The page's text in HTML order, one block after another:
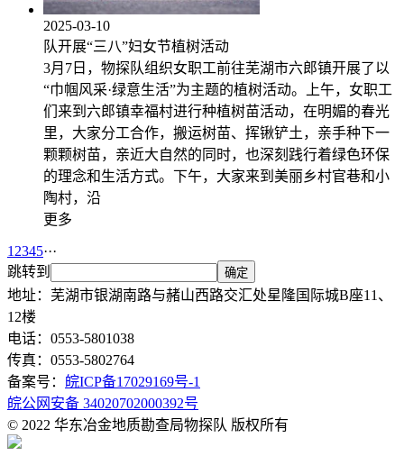
2025-03-10
队开展“三八”妇女节植树活动
3月7日，物探队组织女职工前往芜湖市六郎镇开展了以
“巾帼风采·绿意生活”为主题的植树活动。上午，女职工
们来到六郎镇幸福村进行种植树苗活动，在明媚的春光
里，大家分工合作，搬运树苗、挥锹铲土，亲手种下一
颗颗树苗，亲近大自然的同时，也深刻践行着绿色环保
的理念和生活方式。下午，大家来到美丽乡村官巷和小
陶村，沿
更多
1 2345···
跳转到
确定
地址：芜湖市银湖南路与赭山西路交汇处星隆国际城B座11、
12楼
电话：0553-5801038
传真：0553-5802764
备案号： 皖ICP备17029169号-1
皖公网安备 34020702000392号
© 2022 华东冶金地质勘查局物探队 版权所有